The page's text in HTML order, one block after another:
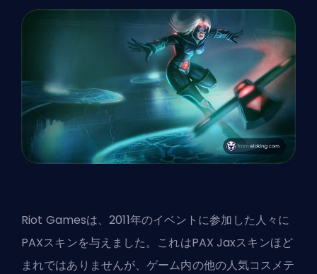
Riot Gamesは、2011年のイベントに参加した人々に
PAXスキンを与えました。これはPAX Jaxスキンほど
まれではありませんが、ゲーム内の他の人気コスメテ